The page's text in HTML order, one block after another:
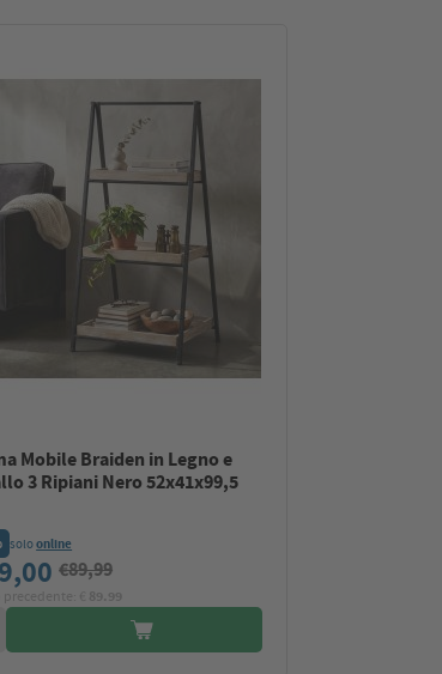
Mobile Braiden in Legno e
3 Ripiani Nero 52x41x99,5
soloonline
€89,99